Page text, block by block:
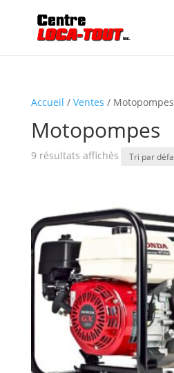
Accueil / Ventes / Motopompes
Motopompes
9 résultats affichés